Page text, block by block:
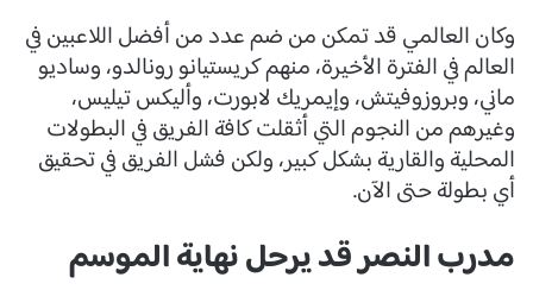
وكان العالمي قد تمكن من ضم عدد من أفضل اللاعبين في
العالم في الفترة الأخيرة، منهم كريستيانو رونالدو، وساديو
ماني، وبروزوفيتش، وإيمريك لابورت، وأليكس تيليس،
وغيرهم من النجوم التي أثقلت كافة الفريق في البطولات
المحلية والقارية بشكل كبير، ولكن فشل الفريق في تحقيق
أي بطولة حتى الآن.
مدرب النصر قد يرحل نهاية الموسم